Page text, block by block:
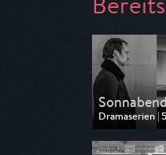
Dramaserien |
Ausgestrahlt
am